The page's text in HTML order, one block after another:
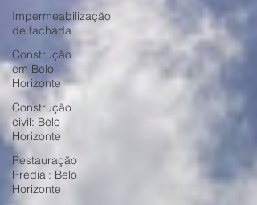
Impermeabilização
de fachada
Construção
em Belo
Horizonte
Construção
civil: Belo
Horizonte
Restauração
Predial: Belo
Horizonte